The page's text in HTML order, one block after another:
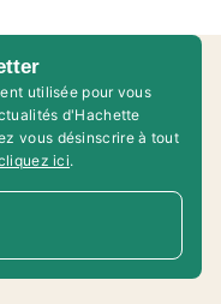
utilisée pour vous
d'Hachette
vous désinscrire à tout
ici.